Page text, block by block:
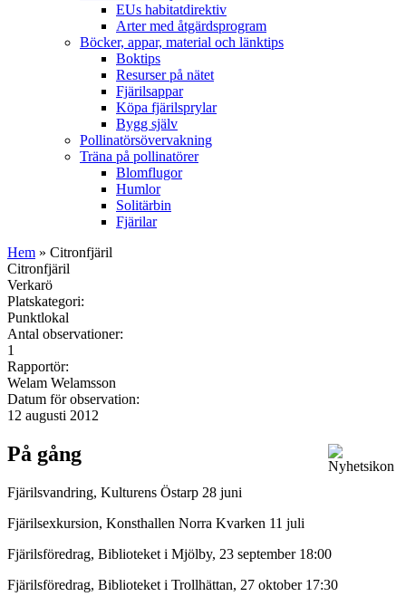
EUs habitatdirektiv
Arter med åtgärdsprogram
Böcker, appar, material och länktips
Boktips
Resurser på nätet
Fjärilsappar
Köpa fjärilsprylar
Bygg själv
Pollinatörsövervakning
Träna på pollinatörer
Blomflugor
Humlor
Solitärbin
Fjärilar
Hem » Citronfjäril
Citronfjäril
Verkarö
Platskategori:
Punktlokal
Antal observationer:
1
Rapportör:
Welam Welamsson
Datum för observation:
12 augusti 2012
På gång
Fjärilsvandring, Kulturens Östarp 28 juni
Fjärilsexkursion, Konsthallen Norra Kvarken 11 juli
Fjärilsföredrag, Biblioteket i Mjölby, 23 september 18:00
Fjärilsföredrag, Biblioteket i Trollhättan, 27 oktober 17:30